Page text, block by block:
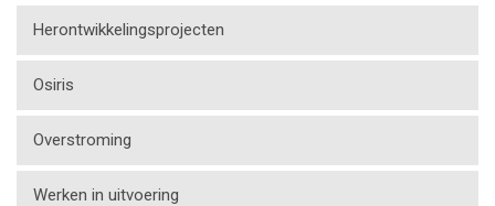
Herontwikkelingsprojecten
Osiris
Overstroming
Werken in uitvoering